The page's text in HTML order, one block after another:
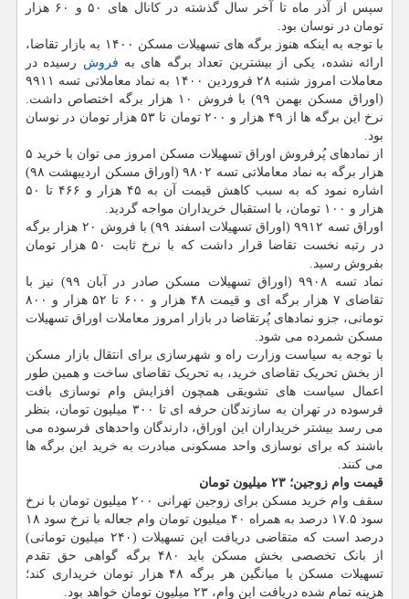
سپس از آذر ماه تا آخر سال گذشته در کانال های ۵۰ و ۶۰ هزار
تومان در نوسان بود.
با توجه به اینکه هنوز برگه های تسهیلات مسکن ۱۴۰۰ به بازار تقاضا،
ارائه نشده، یکی از بیشترین تعداد برگه های به فروش رسیده در
معاملات امروز شنبه ۲۸ فروردین ۱۴۰۰ به نماد معاملاتی تسه ۹۹۱۱
(اوراق مسکن بهمن ۹۹) با فروش ۱۰ هزار برگه اختصاص داشت.
نرخ این برگه ها از ۴۹ هزار و ۲۰۰ تومان تا ۵۳ هزار تومان در نوسان
بود.
از نمادهای پُرفروش اوراق تسهیلات مسکن امروز می توان با خرید ۵
هزار برگه به نماد معاملاتی تسه ۹۸۰۲ (اوراق مسکن اردیبهشت ۹۸)
اشاره نمود که به سبب کاهش قیمت آن به ۴۵ هزار و ۴۶۶ تا ۵۰
هزار و ۱۰۰ تومان، با استقبال خریداران مواجه گردید.
اوراق تسه ۹۹۱۲ (اوراق تسهیلات اسفند ۹۹) با فروش ۲۰ هزار برگه
در رتبه نخست تقاضا قرار داشت که با نرخ ثابت ۵۰ هزار تومان
بفروش رسید.
نماد تسه ۹۹۰۸ (اوراق تسهیلات مسکن صادر در آبان ۹۹) نیز با
تقاضای ۷ هزار برگه ای و قیمت ۴۸ هزار و ۶۰۰ تا ۵۲ هزار و ۸۰۰
تومانی، جزو نمادهای پُرتقاضا در بازار امروز معاملات اوراق تسهیلات
مسکن شمرده می شود.
با توجه به سیاست وزارت راه و شهرسازی برای انتقال بازار مسکن
از بخش تحریک تقاضای خرید، به تحریک تقاضای ساخت و همین طور
اعمال سیاست های تشویقی همچون افزایش وام نوسازی بافت
فرسوده در تهران به سازندگان حرفه ای تا ۳۰۰ میلیون تومان، بنظر
می رسد بیشتر خریداران این اوراق، دارندگان واحدهای فرسوده می
باشند که برای نوسازی واحد مسکونی مبادرت به خرید این برگه ها
می کنند.
قیمت وام زوجین؛ ۲۳ میلیون تومان
سقف وام خرید مسکن برای زوجین تهرانی ۲۰۰ میلیون تومان با نرخ
سود ۱۷.۵ درصد به همراه ۴۰ میلیون تومان وام جعاله با نرخ سود ۱۸
درصد است که متقاضی دریافت این تسهیلات (۲۴۰ میلیون تومانی)
از بانک تخصصی بخش مسکن باید ۴۸۰ برگه گواهی حق تقدم
تسهیلات مسکن با میانگین هر برگه ۴۸ هزار تومان خریداری کند؛
هزینه تمام شده دریافت این وام، ۲۳ میلیون تومان خواهد بود.